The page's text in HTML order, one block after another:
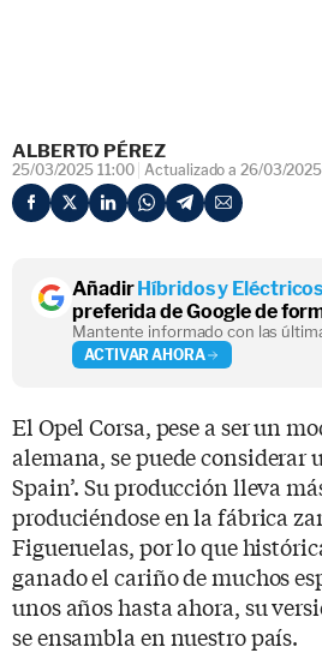
ALBERTO PÉREZ
25/03/2025 11:00 Actualizado a 26/03/
AñadirHíbridos y Eléctricos
preferida de Google de
Mantente informado con las
ACTIVAR AHORA
El Opel Corsa, pese a ser un
alemana, se puede considerar
Spain’. Su producción lleva
produciéndose en la fábrica
Figueruelas, por lo que
ganado el cariño de muchos
unos años hasta ahora, su
se ensambla en nuestro país.